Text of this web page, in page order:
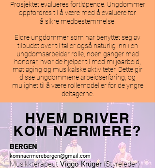
Prosjektet evalueres fortløpende. Ungdommer
oppfordres til å være med å evaluere for
å sikre medbestemmelse.
Eldre ungdommer som har benyttet seg av
tilbudet over til faller også naturlig inn i en
ungdomsarbeider rolle, noen ganger med
honorar, hvor de hjelper til med miljøarbeid,
matlaging og musikalske aktiviteter. Dette gir
disse ungdommene arbeidserfaring, og
mulighet til å være rollemodeller for de yngre
deltagerne.
HVEM DRIVER
KOM NÆRMERE?
BERGEN
komnaermerebergen@gmail.com
MusikkterapeutViggo Krüger (Styreleder)